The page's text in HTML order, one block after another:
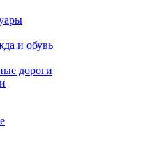
и обувь
дороги